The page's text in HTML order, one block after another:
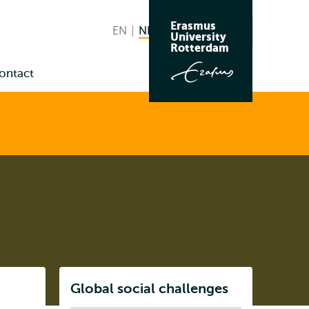
taal
EN English
NL Nederlands huidige taal
Zoeken
Erasmus
University
Rotterdam
Subnavigatie
Global social challenges